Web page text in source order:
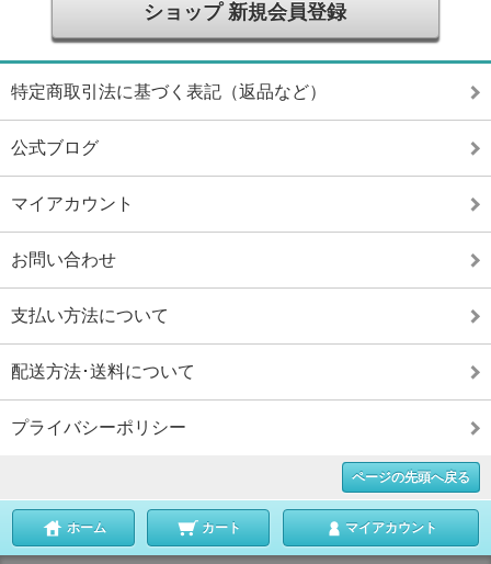
ショップ 新規会員登録
特定商取引法に基づく表記（返品など）
公式ブログ
マイアカウント
お問い合わせ
支払い方法について
配送方法･送料について
プライバシーポリシー
ページの先頭へ戻る
ホーム カート マイアカウント